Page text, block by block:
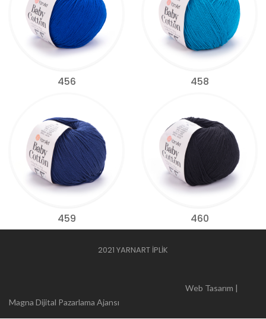
456 458
459 460
2021 YARNART İPLİK
Web Tasarım |
Magna Dijital Pazarlama Ajansı